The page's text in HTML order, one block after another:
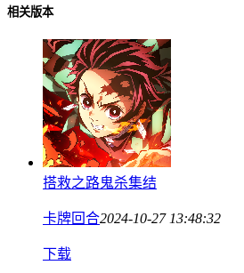
相关版本
搭救之路鬼杀集结
卡牌回合2024-10-27 13:48:32
下载